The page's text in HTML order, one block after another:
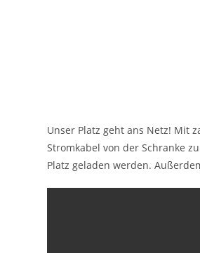
Unser Platz geht ans Netz! Mit
Stromkabel von der Schranke
Platz geladen werden.